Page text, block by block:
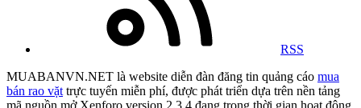
RSS
MUABANVN.NET là website diễn đàn đăng tin quảng cáo mua
bán rao vặt trực tuyến miễn phí, được phát triển dựa trên nền tảng
mã nguồn mở Xenforo version 2.3.4 đang trong thời gian hoạt động